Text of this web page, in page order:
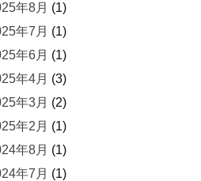
年8月 (1)
年7月 (1)
年6月 (1)
年4月 (3)
年3月 (2)
年2月 (1)
年8月 (1)
年7月 (1)